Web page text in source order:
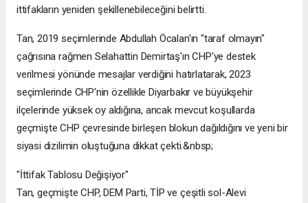
ittifakların yeniden şekillenebileceğini belirtti.
Tan, 2019 seçimlerinde Abdullah Öcalan'ın "taraf olmayın"
çağrısına rağmen Selahattin Demirtaş'ın CHP'ye destek
verilmesi yönünde mesajlar verdiğini hatırlatarak, 2023
seçimlerinde CHP'nin özellikle Diyarbakır ve büyükşehir
ilçelerinde yüksek oy aldığına, ancak mevcut koşullarda
geçmişte CHP çevresinde birleşen blokun dağıldığını ve yeni bir
siyasi dizilimin oluştuğuna dikkat çekti.&nbsp;
"İttifak Tablosu Değişiyor"
Tan, geçmişte CHP, DEM Parti, TİP ve çeşitli sol-Alevi